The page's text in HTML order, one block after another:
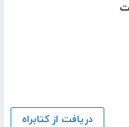
دریافت از کتابراه